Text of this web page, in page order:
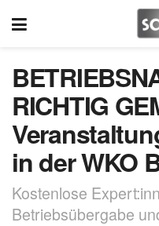
RICHTIG
in der WKO
Kostenlose
Betriebsübergabe